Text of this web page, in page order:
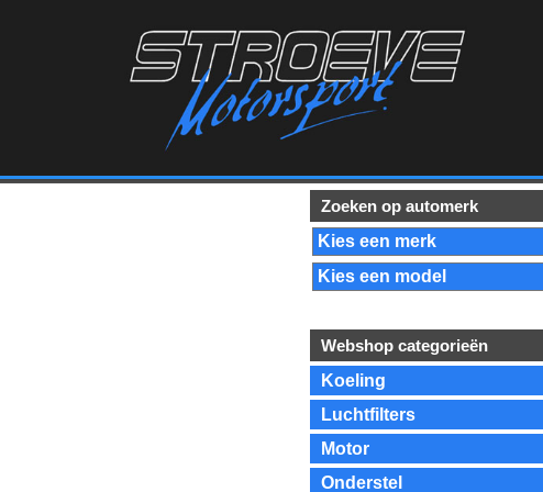
Zoeken op automerk
Webshop categorieën
Koeling
Luchtfilters
Motor
Onderstel